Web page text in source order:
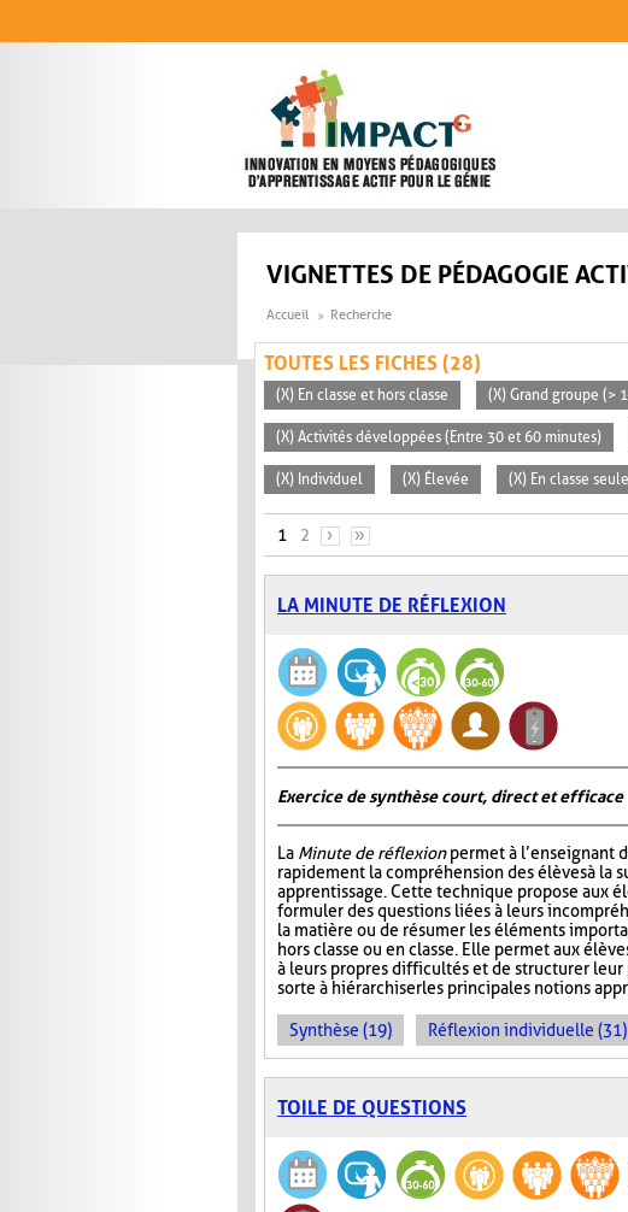
VIGNETTES DE PÉDAGOGIE
Accueil Recherche
TOUTES LES FICHES (28)
(X) En classe et hors classe (X) Grand groupe (>
(X) Activités développées (Entre 30 et 60 minutes)
(X) Individuel (X) Élevée (X) En classe
PAGES
1 2 › »
LA MINUTE DE RÉFLEXION
Exercice de synthèse court, direct et efficace
La Minute de réflexionpermet à l’enseignant
rapidement la compréhension des élèves à la
apprentissage. Cette technique propose aux
formuler des questions liées à leurs
la matière ou de résumer les éléments
hors classe ou en classe. Elle permet aux
à leurs propres difficultés et de structurer leur
sorte à hiérarchiser les principales notions
Synthèse (19) Réflexion individuelle (31)
TOILE DE QUESTIONS